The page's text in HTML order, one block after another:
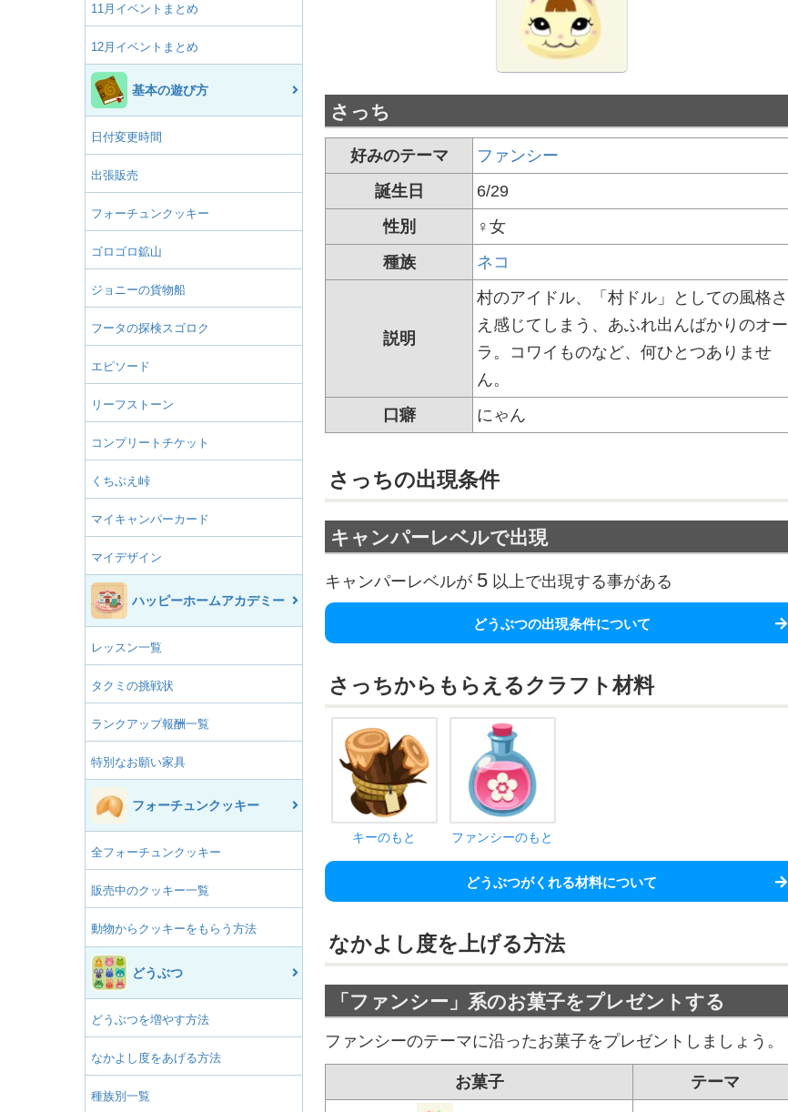
11月イベントまとめ
12月イベントまとめ
基本の遊び方
日付変更時間
出張販売
フォーチュンクッキー
ゴロゴロ鉱山
ジョニーの貨物船
フータの探検スゴロク
エピソード
リーフストーン
コンプリートチケット
くちぶえ峠
マイキャンパーカード
マイデザイン
ハッピーホームアカデミー
レッスン一覧
タクミの挑戦状
ランクアップ報酬一覧
特別なお願い家具
フォーチュンクッキー
全フォーチュンクッキー
販売中のクッキー一覧
動物からクッキーをもらう方法
どうぶつ
どうぶつを増やす方法
なかよし度をあげる方法
種族別一覧
さっち
好みのテーマ
ファンシー
誕生日
6/29
性別
♀女
種族
ネコ
説明
村のアイドル、「村ドル」としての風格さ
え感じてしまう、あふれ出んばかりのオー
ラ。コワイものなど、何ひとつありませ
ん。
口癖
にゃん
さっちの出現条件
キャンパーレベルで出現
キャンパーレベルが 5 以上で出現する事がある
どうぶつの出現条件について
さっちから もらえるクラフト材料
キーのもと ファンシーのもと
どうぶつがくれる材料について
なかよし度を上げる方法
「ファンシー」系のお菓子をプレゼントする
ファンシーのテーマに沿ったお菓子をプレゼントしましょう。
お菓子 テーマ